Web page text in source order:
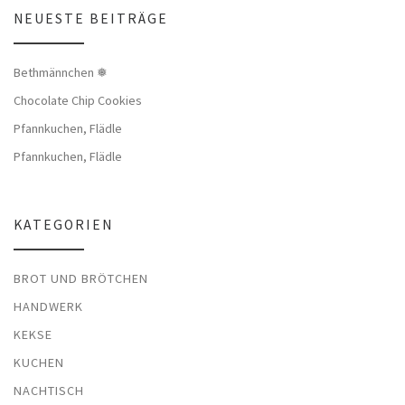
NEUESTE BEITRÄGE
Bethmännchen ❅
Chocolate Chip Cookies
Pfannkuchen, Flädle
Pfannkuchen, Flädle
KATEGORIEN
BROT UND BRÖTCHEN
HANDWERK
KEKSE
KUCHEN
NACHTISCH